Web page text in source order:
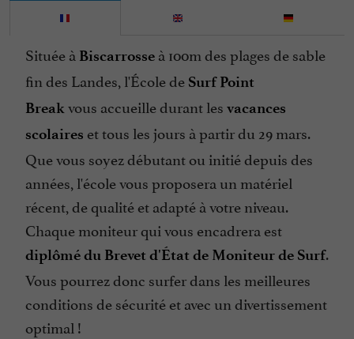
Située à Biscarrosse à 100m des plages de sable
fin des Landes, l'École de Surf Point
Breakvous accueille durant les vacances
scolaires et tous les jours à partir du 29 mars.
Que vous soyez débutant ou initié depuis des
années, l'école vous proposera un matériel
récent, de qualité et adapté à votre niveau.
Chaque moniteur qui vous encadrera est
diplômé du Brevet d'État de Moniteur de Surf.
Vous pourrez donc surfer dans les meilleures
conditions de sécurité et avec un divertissement
optimal !